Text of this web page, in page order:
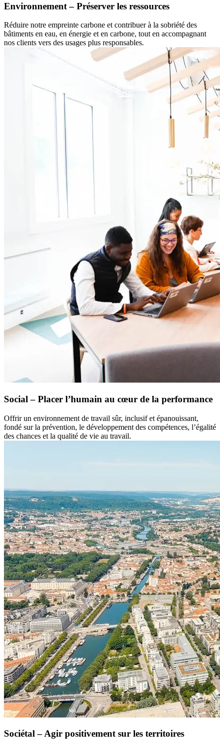
Environnement – Préserver les ressources
Réduire notre empreinte carbone et contribuer à la sobriété des
bâtiments en eau, en énergie et en carbone, tout en accompagnant
nos clients vers des usages plus responsables.
Social – Placer l’humain au cœur de la performance
Offrir un environnement de travail sûr, inclusif et épanouissant,
fondé sur la prévention, le développement des compétences, l’égalité
des chances et la qualité de vie au travail.
Sociétal – Agir positivement sur les territoires